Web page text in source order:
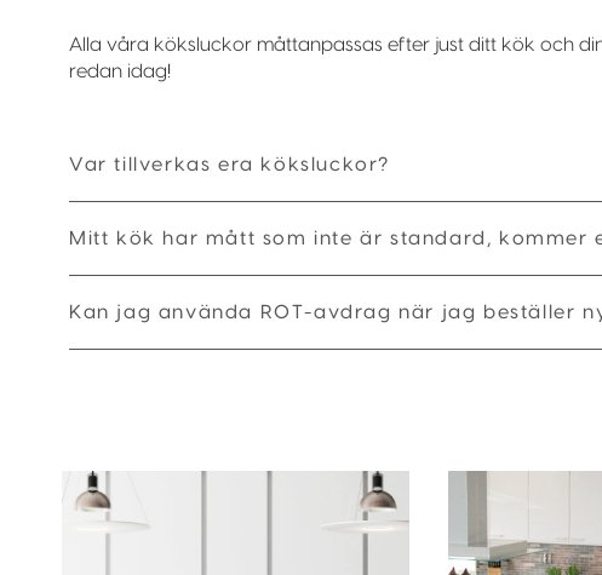
Alla våra köksluckor måttanpassas efter just ditt kök och
redan idag!
Var tillverkas era köksluckor?
Mitt kök har mått som inte är standard, kommer
Kan jag använda ROT-avdrag när jag beställer